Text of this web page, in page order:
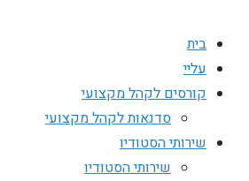
בית
עליי
קורסים לקהל מקצועי
סדנאות לקהל מקצועי
שירותי הסטודיו
שירותי הסטודיו